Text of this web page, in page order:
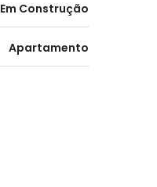
Em Construção
Apartamento